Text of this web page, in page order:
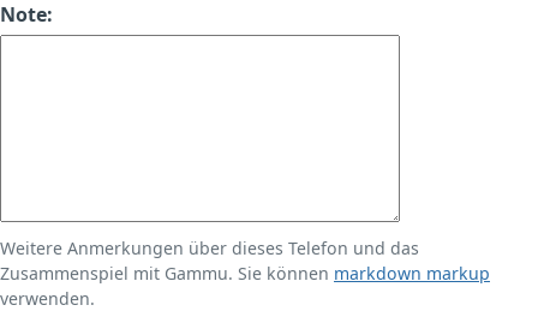
Note:
Weitere Anmerkungen über dieses Telefon und das
Zusammenspiel mit Gammu. Sie können markdown markup
verwenden.